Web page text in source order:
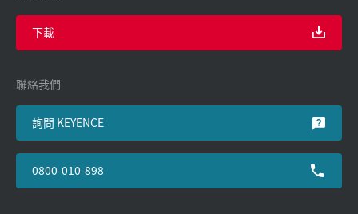
下載
聯絡我們
詢問 KEYENCE
0800-010-898